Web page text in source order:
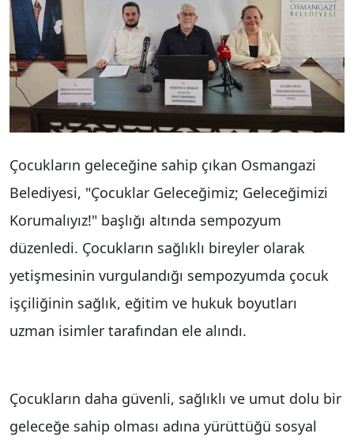
Çocukların geleceğine sahip çıkan Osmangazi
Belediyesi, "Çocuklar Geleceğimiz; Geleceğimizi
Korumalıyız!" başlığı altında sempozyum
düzenledi. Çocukların sağlıklı bireyler olarak
yetişmesinin vurgulandığı sempozyumda çocuk
işçiliğinin sağlık, eğitim ve hukuk boyutları
uzman isimler tarafından ele alındı.
Çocukların daha güvenli, sağlıklı ve umut dolu bir
geleceğe sahip olması adına yürüttüğü sosyal